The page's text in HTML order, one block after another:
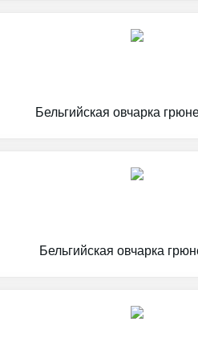
Бельгийская овчарка
Бельгийская овчарка